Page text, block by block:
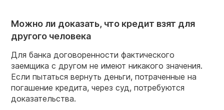
Можно ли доказать, что кредит взят для
другого человека
Для банка договоренности фактического
заемщика с другом не имеют никакого значения.
Если пытаться вернуть деньги, потраченные на
погашение кредита, через суд, потребуются
доказательства.